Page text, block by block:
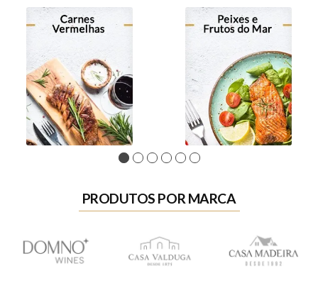
1 2 3 4 5 6
PRODUTOS POR MARCA